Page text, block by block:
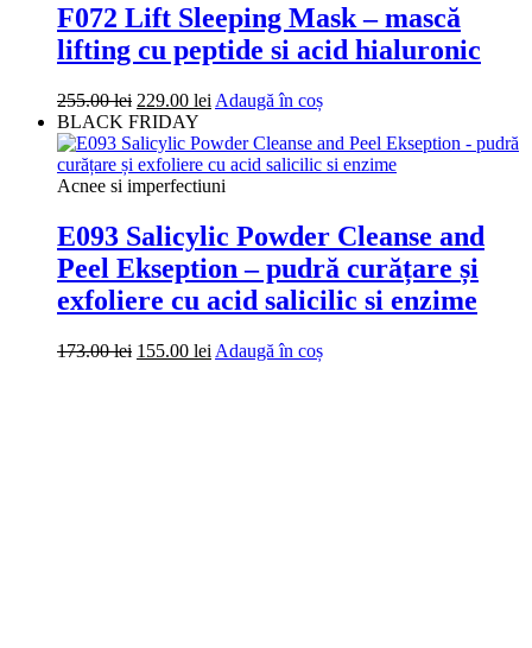
F072 Lift Sleeping Mask – mască
lifting cu peptide si acid hialuronic
255.00lei Prețul
inițial
a
fost:
255.00 lei.
229.00 lei Prețul
este:
229.00 lei.
Adaugă în coș
BLACK FRIDAY
Acnee si imperfectiuni
E093 Salicylic Powder Cleanse and
Peel Ekseption – pudră curățare și
exfoliere cu acid salicilic si enzime
173.00lei Prețul
155.00 lei Prețul
Adaugă în coș